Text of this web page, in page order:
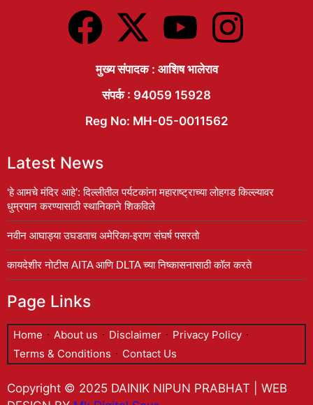
मुख्य संपादक : आशिष भालेराव
संपर्क : 94059 15928
Reg No: MH-05-0011562
Latest News
‘हे आमचे मंदिर आहे’: दिल्लीतील पर्यटकांना महाराष्ट्राच्या लोहगड किल्ल्यावर
धुम्रपान करण्यासाठी स्थानिकाने शिकविले
नवीन आघाड्या उघडताच अमेरिका-इराण संघर्ष पसरतो
कायदेशीर नोटीस AITA आणि DLTA च्या निष्कासनासाठी कॉल करते
Page Links
Home About us Disclaimer
Privacy Policy
Terms & Conditions
Contact Us
Copyright © 2025 DAINIK NIPUN PRABHAT | WEB